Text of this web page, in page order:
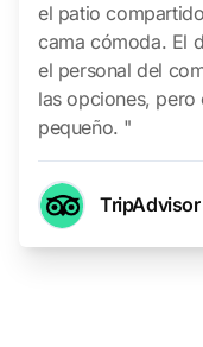
el patio
cama cómoda. El
el personal del
las opciones, pero
pequeño. "
TripAdvisor